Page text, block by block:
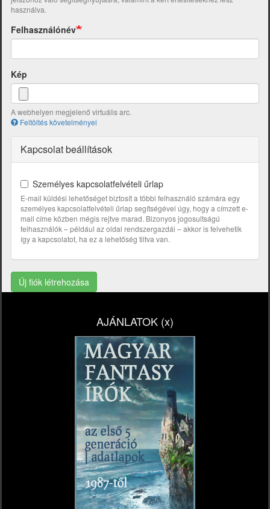
használva.
Felhasználónév
Kép
A webhelyen megjelenő virtuális arc.
Feltöltés követelményei
Kapcsolat beállítások
Személyes kapcsolatfelvételi űrlap
E-mail küldési lehetőséget biztosít a többi felhasználó számára egy
személyes kapcsolatfelvételi űrlap segítségével úgy, hogy a címzett e-
mail címe közben mégis rejtve marad. Bizonyos jogosultságú
felhasználók – például az oldal rendszergazdái – akkor is felvehetik
így a kapcsolatot, ha ez a lehetőség tiltva van.
Új fiók létrehozása
AJÁNLATOK (x)